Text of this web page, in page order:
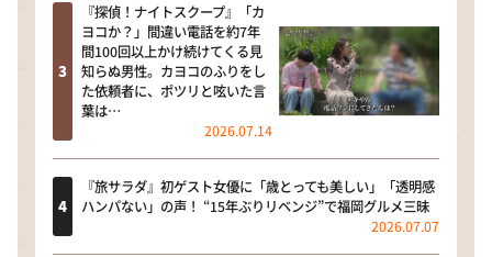
『探偵！ナイトスクープ』「カ
ヨコか？」間違い電話を約7年
間100回以上かけ続けてくる見
知らぬ男性。カヨコのふりをし
た依頼者に、ポツリと呟いた言
葉は…
2026.07.14
『旅サラダ』初ゲスト女優に「歳とっても美しい」「透明感
ハンパない」の声！ “15年ぶりリベンジ”で福岡グルメ三昧
2026.07.07